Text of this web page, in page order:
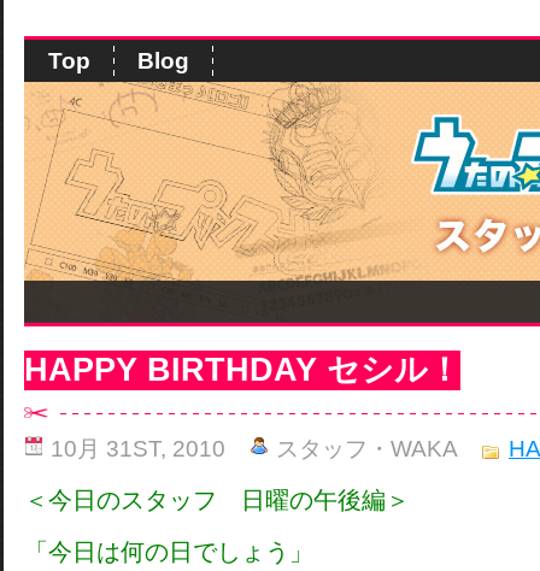
Top Blog
HAPPY BIRTHDAY セシル！
10月 31ST, 2010 スタッフ・WAKA
＜今日のスタッフ 日曜の午後編＞
「今日は何の日でしょう」